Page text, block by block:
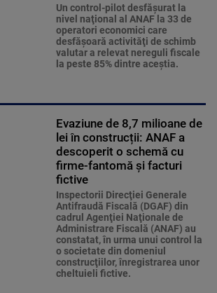
Un control-pilot desfăşurat la
nivel naţional al ANAF la 33 de
operatori economici care
desfăşoară activităţi de schimb
valutar a relevat nereguli fiscale
la peste 85% dintre aceştia.
Evaziune de 8,7 milioane de
lei în construcții: ANAF a
descoperit o schemă cu
firme-fantomă și facturi
fictive
Inspectorii Direcţiei Generale
Antifraudă Fiscală (DGAF) din
cadrul Agenţiei Naţionale de
Administrare Fiscală (ANAF) au
constatat, în urma unui control la
o societate din domeniul
construcţiilor, înregistrarea unor
cheltuieli fictive.